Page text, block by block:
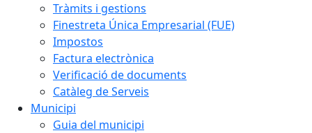
Tràmits i gestions
Finestreta Única Empresarial (FUE)
Impostos
Factura electrònica
Verificació de documents
Catàleg de Serveis
Municipi
Guia del municipi